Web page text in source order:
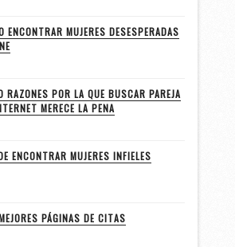
ENCONTRAR MUJERES DESESPERADAS
RAZONES POR LA QUE BUSCAR PAREJA
MERECE LA PENA
ENCONTRAR MUJERES INFIELES
PÁGINAS DE CITAS